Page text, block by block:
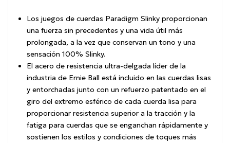
Los juegos de cuerdas Paradigm Slinky proporcionan
una fuerza sin precedentes y una vida útil más
prolongada, a la vez que conservan un tono y una
sensación 100% Slinky.
El acero de resistencia ultra-delgada líder de la
industria de Ernie Ball está incluido en las cuerdas lisas
y entorchadas junto con un refuerzo patentado en el
giro del extremo esférico de cada cuerda lisa para
proporcionar resistencia superior a la tracción y la
fatiga para cuerdas que se enganchan rápidamente y
sostienen los estilos y condiciones de toques más